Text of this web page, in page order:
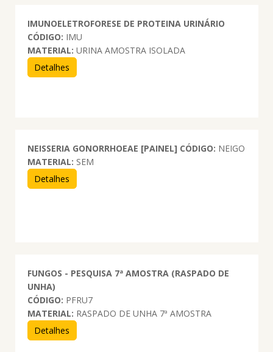
IMUNOELETROFORESE DE PROTEINA URINÁRIO
CÓDIGO: IMU
MATERIAL: URINA AMOSTRA ISOLADA
Detalhes
NEISSERIA GONORRHOEAE [PAINEL] CÓDIGO: NEIGO
MATERIAL: SEM
Detalhes
FUNGOS - PESQUISA 7ª AMOSTRA (RASPADO DE
UNHA)
CÓDIGO: PFRU7
MATERIAL: RASPADO DE UNHA 7ª AMOSTRA
Detalhes